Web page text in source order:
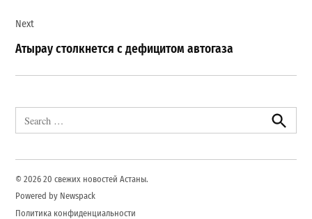
Next
Атырау столкнется с дефицитом автогаза
for:
Search
© 2026 20 свежих новостей Астаны.
Powered by Newspack
Политика конфиденциальности